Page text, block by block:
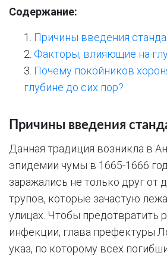
Содержание:
Причины введения
Факторы, влияющие на
Почему покойников
глубине до сих пор?
Причины введения
Данная традиция возникла в
эпидемии чумы в 1665-1666
заражались не только друг от
трупов, которые зачастую
улицах. Чтобы предотвратить
инфекции, глава префектуры
указ, по которому всех